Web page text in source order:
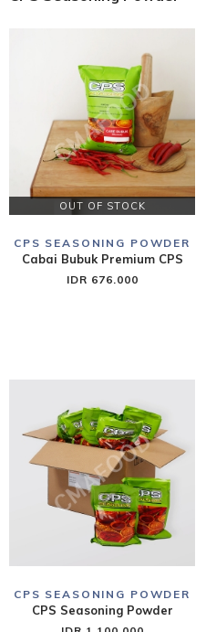
OUT OF STOCK
CPS SEASONING POWDER
Cabai Bubuk Premium CPS
IDR 676.000
CPS SEASONING POWDER
CPS Seasoning Powder